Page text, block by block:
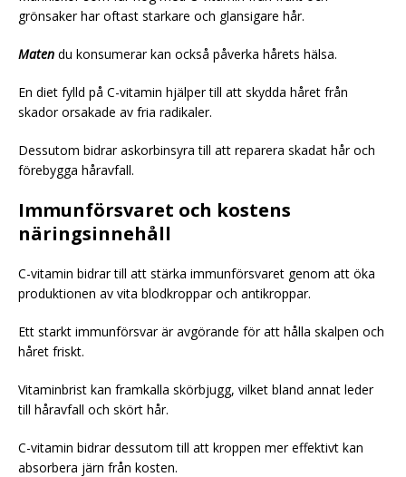
grönsaker har oftast starkare och glansigare hår.
Maten du konsumerar kan också påverka hårets hälsa.
En diet fylld på C-vitamin hjälper till att skydda håret från
skador orsakade av fria radikaler.
Dessutom bidrar askorbinsyra till att reparera skadat hår och
förebygga håravfall.
Immunförsvaret och kostens
näringsinnehåll
C-vitamin bidrar till att stärka immunförsvaret genom att öka
produktionen av vita blodkroppar och antikroppar.
Ett starkt immunförsvar är avgörande för att hålla skalpen och
håret friskt.
Vitaminbrist kan framkalla skörbjugg, vilket bland annat leder
till håravfall och skört hår.
C-vitamin bidrar dessutom till att kroppen mer effektivt kan
absorbera järn från kosten.